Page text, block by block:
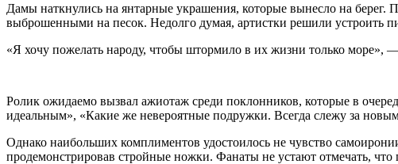
Дамы наткнулись на янтарные украшения, которые вынесло на
выброшенными на песок. Недолго думая, артистки решили устроить
«Я хочу пожелать народу, чтобы штормило в их жизни только море»,
Ролик ожидаемо вызвал ажиотаж среди поклонников, которые в
идеальным», «Какие же невероятные подружки. Всегда слежу за
Однако наибольших комплиментов удостоилось не чувство
продемонстрировав стройные ножки. Фанаты не устают отмечать,